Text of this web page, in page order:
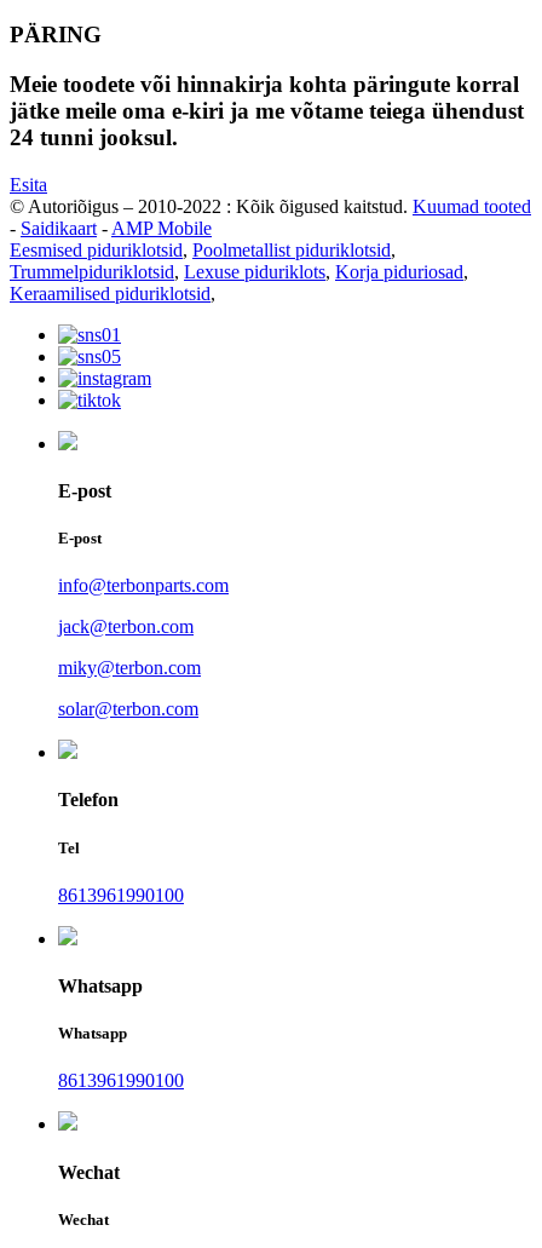
PÄRING
Meie toodete või hinnakirja kohta päringute korral
jätke meile oma e-kiri ja me võtame teiega ühendust
24 tunni jooksul.
Esita
© Autoriõigus – 2010-2022 : Kõik õigused kaitstud. Kuumad tooted
- Saidikaart - AMP Mobile
Eesmised piduriklotsid, Poolmetallist piduriklotsid,
Trummelpiduriklotsid, Lexuse piduriklots, Korja piduriosad,
Keraamilised piduriklotsid,
E-post
E-post
info@terbonparts.com
jack@terbon.com
miky@terbon.com
solar@terbon.com
Telefon
Tel
8613961990100
Whatsapp
Whatsapp
8613961990100
Wechat
Wechat